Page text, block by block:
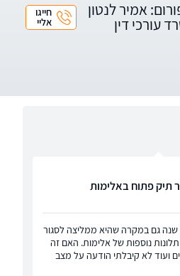
אמיר לנטון
עורכי דין
חייגו
אליי
תיק פתוח באלימות
גם במקרה שהיא ממליצה לסגור
נוספות של אלימות. האם זה
לפני 4 חודשים ועוד לא קיבלתי הודעה על מצב